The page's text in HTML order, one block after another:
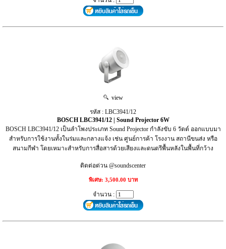
view
รหัส : LBC3941/12
BOSCH LBC3941/12 | Sound Projector 6W
BOSCH LBC3941/12 เป็นลำโพงประเภท Sound Projector กำลังขับ 6 วัตต์ ออกแบบมา
สำหรับการใช้งานทั้งในร่มและกลางแจ้ง เช่น ศูนย์การค้า โรงงาน สถานีขนส่ง หรือ
สนามกีฬา โดยเหมาะสำหรับการสื่อสารด้วยเสียงและดนตรีพื้นหลังในพื้นที่กว้าง
ติดต่อด่วน @soundscenter
พิเศษ: 3,500.00 บาท
จำนวน :